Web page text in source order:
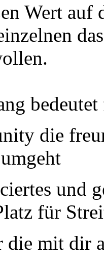
Wert auf
die
und
für
die mit dir